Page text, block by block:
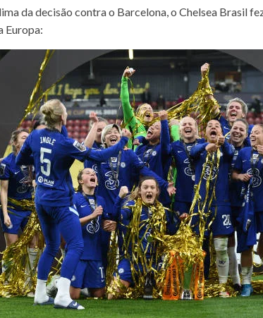
da decisão contra o Barcelona, o Chelsea Brasil
Europa: